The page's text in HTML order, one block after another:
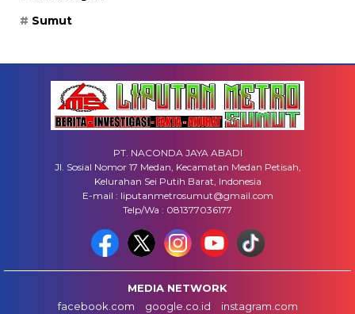
Sumut
PT. NACONDA JAYA ABADI
Jl. Sosial Nomor 17 Medan, Kecamatan Medan Petisah,
Kelurahan Sei Putih Barat, Indonesia
E-mail : liputanmetrosumut@gmail.com
Telp/Wa : 081377036177
MEDIA NETWORK
facebook.com
google.co.id instagram.com